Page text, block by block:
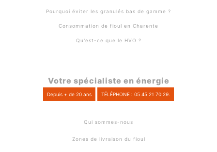
Pourquoi éviter les granulés bas de gamme ?
Consommation de fioul en Charente
Qu'est-ce que le HVO ?
Votre spécialiste en énergie
Depuis + de 20 ans TÉLÉPHONE : 05 45 21 70 29.
Qui sommes-nous
Zones de livraison du fioul